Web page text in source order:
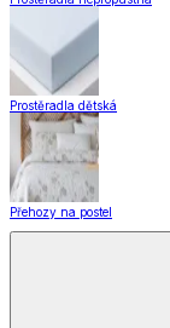
Prostěradla dětská
Přehozy na postel